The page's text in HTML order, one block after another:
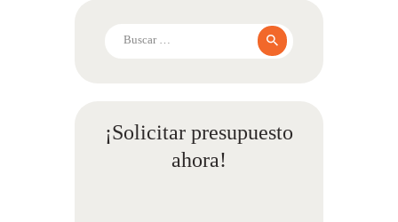
¡Solicitar presupuesto
ahora!